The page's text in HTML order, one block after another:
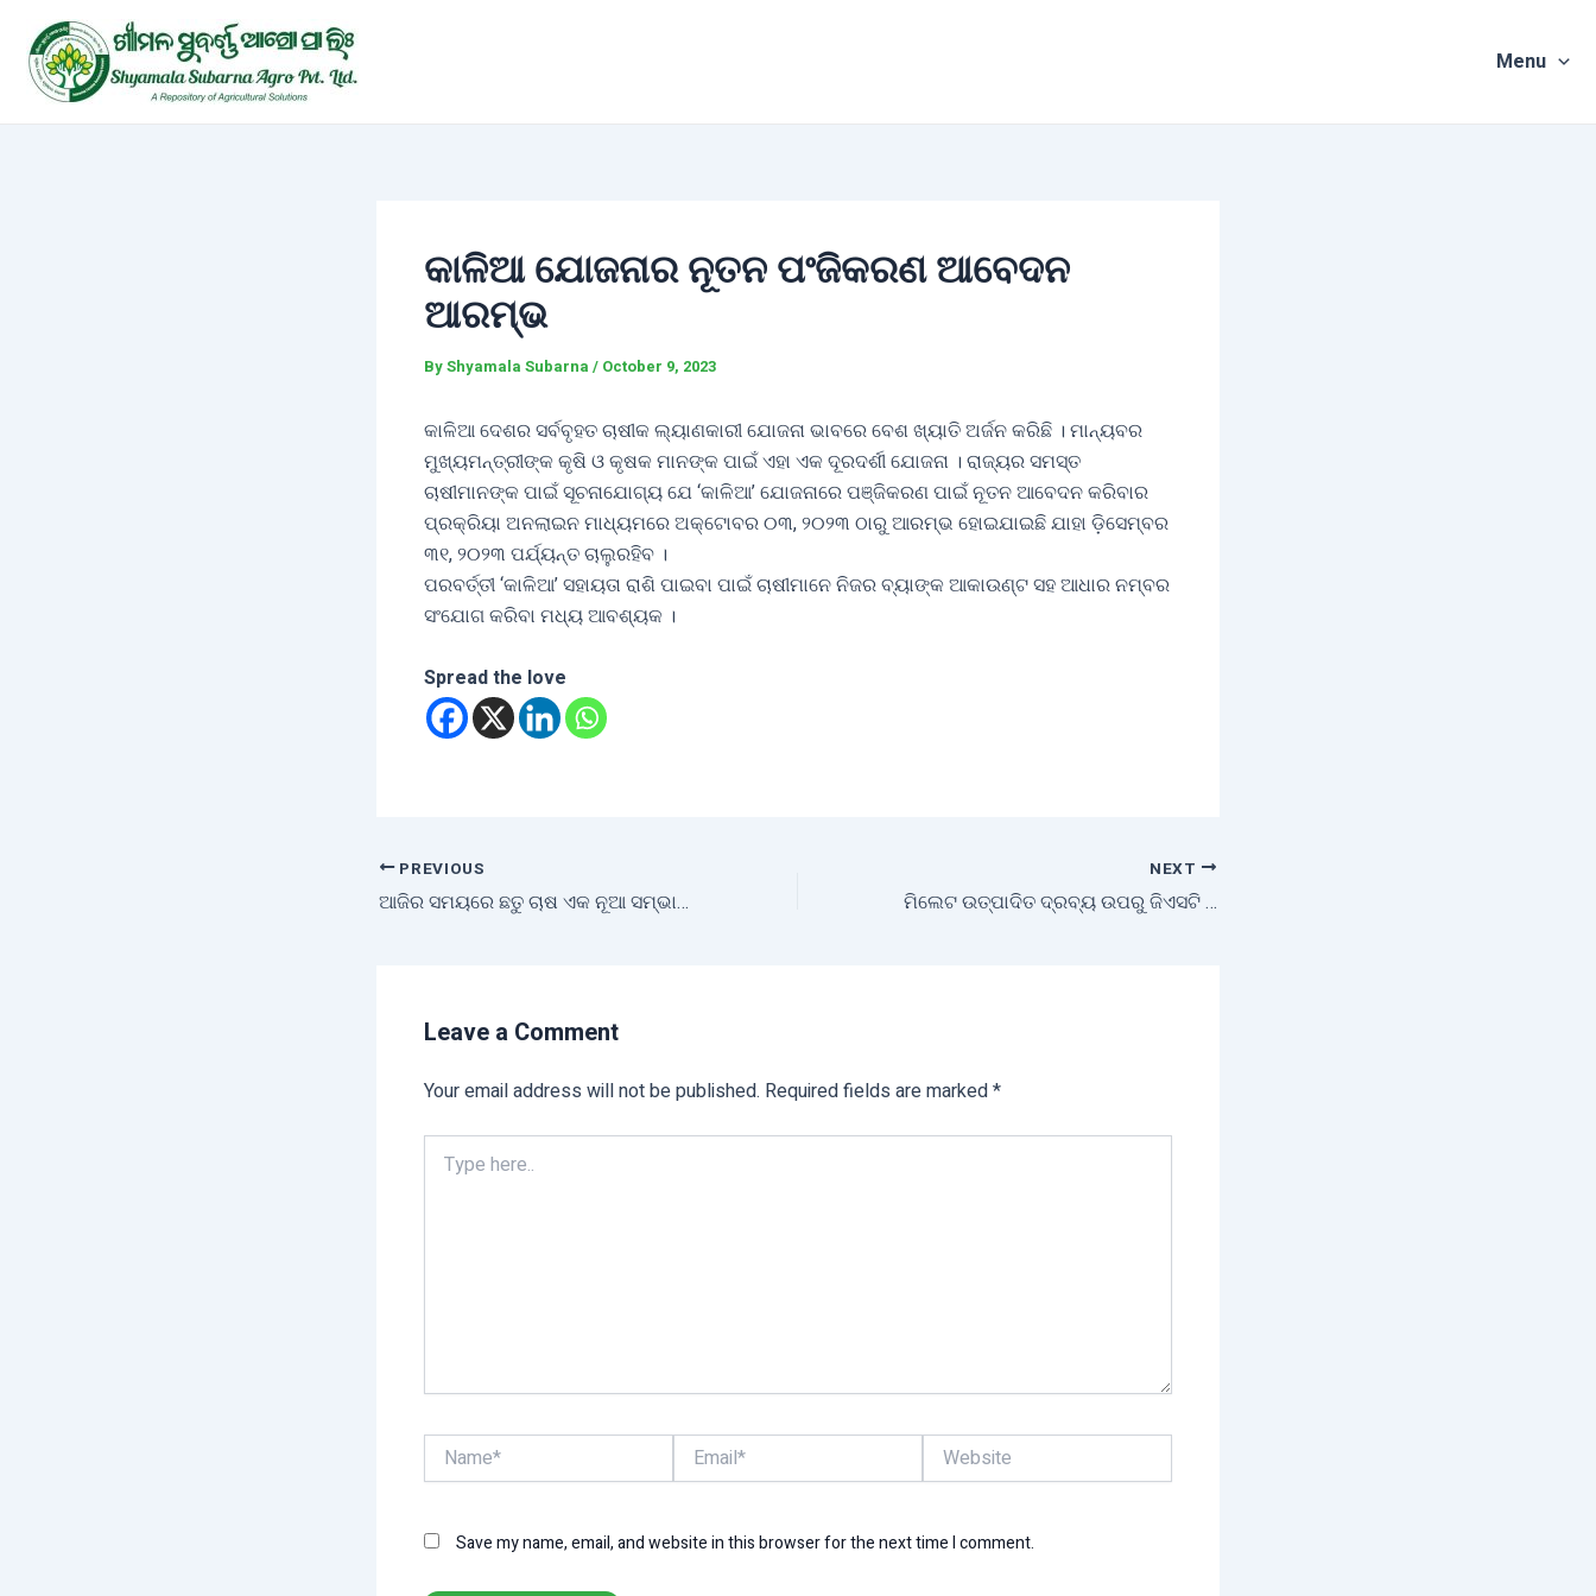
content
Menu
କାଳିଆ ଯୋଜନାର ନୂତନ ପଂଜିକରଣ ଆବେଦନ
ଆରମ୍ଭ
ByShyamala Subarna / October 9, 2023
କାଳିଆ ଦେଶର ସର୍ବବୃହତ ଚାଷୀକ ଲ୍ୟାଣକାରୀ ଯୋଜନା ଭାବରେ ବେଶ ଖ୍ୟାତି ଅର୍ଜନ କରିଛି । ମାନ୍ୟବର
ମୁଖ୍ୟମନ୍ତ୍ରୀଙ୍କ କୃଷି ଓ କୃଷକ ମାନଙ୍କ ପାଇଁ ଏହା ଏକ ଦୂରଦର୍ଶୀ ଯୋଜନା । ରାଜ୍ୟର ସମସ୍ତ
ଚାଷୀମାନଙ୍କ ପାଇଁ ସୂଚନାଯୋଗ୍ୟ ଯେ ‘କାଳିଆ’ ଯୋଜନାରେ ପଞ୍ଜିକରଣ ପାଇଁ ନୂତନ ଆବେଦନ କରିବାର
ପ୍ରକ୍ରିୟା ଅନଲାଇନ ମାଧ୍ୟମରେ ଅକ୍ଟୋବର ୦୩, ୨୦୨୩ ଠାରୁ ଆରମ୍ଭ ହୋଇଯାଇଛି ଯାହା ଡ଼ିସେମ୍ବର
୩୧, ୨୦୨୩ ପର୍ଯ୍ୟନ୍ତ ଚାଲୁରହିବ ।
ପରବର୍ତ୍ତୀ ‘କାଳିଆ’ ସହାୟତା ରାଶି ପାଇବା ପାଇଁ ଚାଷୀମାନେ ନିଜର ବ୍ୟାଙ୍କ ଆକାଉଣ୍ଟ ସହ ଆଧାର ନମ୍ବର
ସଂଯୋଗ କରିବା ମଧ୍ୟ ଆବଶ୍ୟକ ।
Spread the love
PREVIOUS
ଆଜିର ସମୟରେ ଛତୁ ଚାଷ ଏକ ନୂଆ ସମ୍ଭାବନା – କୃଷି ମନ୍ତ୍ରୀ
NEXT
ମିଲେଟ ଉତ୍ପାଦିତ ଦ୍ରବ୍ୟ ଉପରୁ ଜିଏସଟି ଛାଡ ପାଇଁ ଦାବି ରଖିଲା ଓଡ଼ିଶା
Leave a Comment
Your email address will not be published. Required fields are marked*
here..
Name* Email* Website
Save my name, email, and website in this browser for the next time I comment.